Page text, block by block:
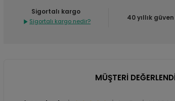
Sigortalı kargo
Sigortalı kargo nedir? 40 yıllık güven
MÜŞTERİ